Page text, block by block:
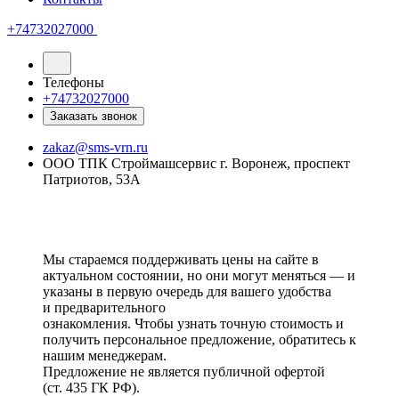
+74732027000
Телефоны
+74732027000
Заказать звонок
zakaz@sms-vrn.ru
ООО ТПК Строймашсервис г. Воронеж, проспект
Патриотов, 53А
Мы стараемся поддерживать цены на сайте в
актуальном состоянии, но они могут меняться — и
указаны в первую очередь для вашего удобства
и предварительного
ознакомления. Чтобы узнать точную стоимость и
получить персональное предложение, обратитесь к
нашим менеджерам.
Предложение не является публичной офертой
(ст. 435 ГК РФ).